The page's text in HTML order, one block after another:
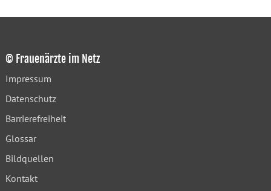
© Frauenärzte im Netz
Impressum
Datenschutz
Barrierefreiheit
Glossar
Bildquellen
Kontakt